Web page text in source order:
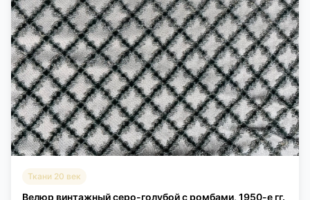
Ткани 20 век
Велюр винтажный серо-голубой с ромбами, 1950-е гг.